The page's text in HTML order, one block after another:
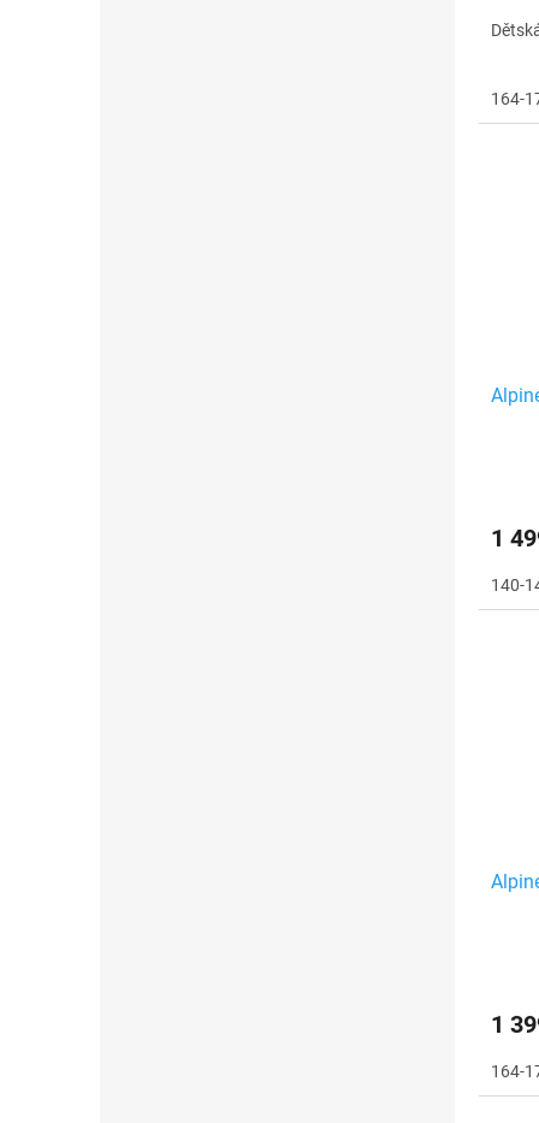
164-
1
140-
1
164-